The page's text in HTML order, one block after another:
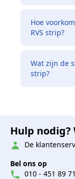
Hoe
RVS strip?
Wat zijn de
strip?
Hulp nodig?
De
Bel ons op
010 - 451 89 71